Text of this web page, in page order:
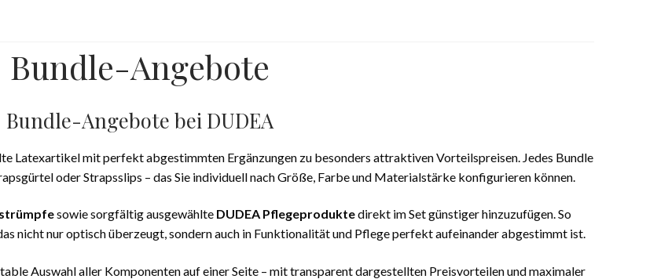
Bundle-Angebote
Bundle-Angebote bei DUDEA
Latexartikel mit perfekt abgestimmten Ergänzungen zu besonders attraktiven Vorteilspreisen. Jedes Bundle
oder Strapsslips – das Sie individuell nach Größe, Farbe und Materialstärke konfigurieren können.
sowie sorgfältig ausgewählte DUDEA Pflegeproduktedirekt im Set günstiger hinzuzufügen. So
nicht nur optisch überzeugt, sondern auch in Funktionalität und Pflege perfekt aufeinander abgestimmt ist.
Auswahl aller Komponenten auf einer Seite – mit transparent dargestellten Preisvorteilen und maximaler